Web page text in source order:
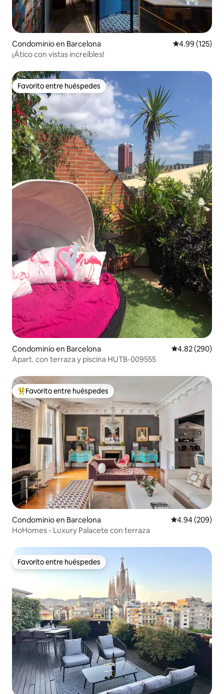
Condominio en Barcelona Calificación
4.99 (125)
¡Ático con vistas increíbles!
Favorito entre huéspedes
Favorito entre huéspedes
Condominio en Barcelona Calificación
4.82 (290)
Apart. con terraza y piscina HUTB-009555
De los mejores en Favorito entre huéspedes
Favorito entre huéspedes
Condominio en Barcelona Calificación
4.94 (209)
HoHomes - Luxury Palacete con terraza
Favorito entre huéspedes
Favorito entre huéspedes